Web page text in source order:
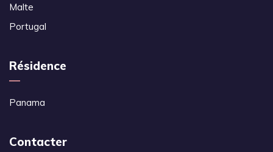
Malte
Portugal
Résidence
Panama
Contacter